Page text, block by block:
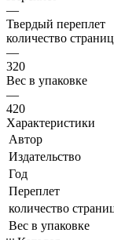
—
Твердый переплет
количество страниц
—
320
Вес в упаковке
—
420
Характеристики
Автор
Издательство
Год
Переплет
количество
Вес в упаковке